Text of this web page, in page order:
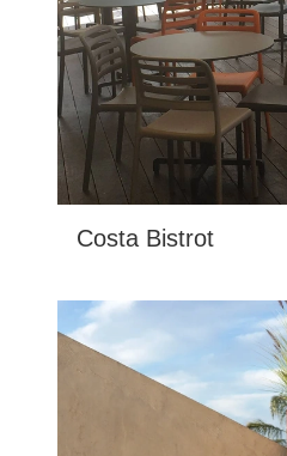
Costa Bistrot